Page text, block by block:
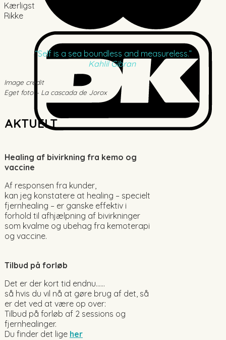
Kærligst
Rikke
“Self is a sea boundless and measureless.”
Kahlil Gibran
Image credit
Eget foto – La cascada de Jorox
AKTUELT
Healing af bivirkning fra kemo og
vaccine
Af responsen fra kunder,
kan jeg konstatere at healing – specielt
fjernhealing – er ganske effektiv i
forhold til afhjælpning af bivirkninger
som kvalme og ubehag fra kemoterapi
og vaccine.
Tilbud på forløb
Det er der kort tid endnu……
så hvis du vil nå at gøre brug af det, så
er det ved at være op over:
Tilbud på forløb af 2 sessions og
fjernhealinger.
Du finder det lige her